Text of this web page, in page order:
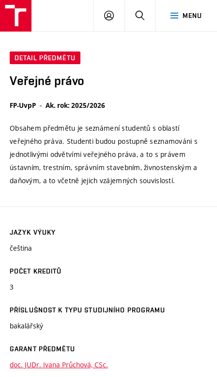
MENU
PŘIHLÁSIT
DETAIL PŘEDMĚTU
Veřejné právo
FP-UvpP Ak. rok: 2025/2026
Obsahem předmětu je seznámení studentů s oblastí
veřejného práva. Studenti budou postupně seznamováni s
jednotlivými odvětvími veřejného práva, a to s právem
ústavním, trestním, správním stavebním, živnostenským a
daňovým, a to včetně jejich vzájemných souvislostí.
JAZYK VÝUKY
čeština
POČET KREDITŮ
3
PŘÍSLUŠNOST K TYPU STUDIJNÍHO PROGRAMU
bakalářský
GARANT PŘEDMĚTU
doc. JUDr. Ivana Průchová, CSc.